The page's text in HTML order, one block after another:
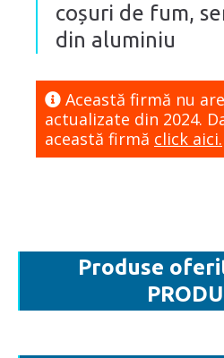
coșuri de fum,
din aluminiu
Această firmă nu
actualizate din 2024.
această firmă click aici.
Produse